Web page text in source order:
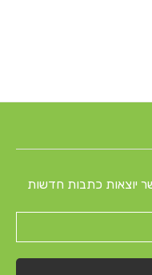
יוצאות כתבות חדשות